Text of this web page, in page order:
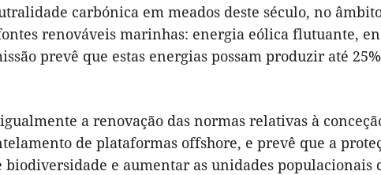
carbónica em meados deste século, no
renováveis marinhas: energia eólica flutuante,
prevê que estas energias possam produzir até
a renovação das normas relativas à
de plataformas offshore, e prevê que a
e aumentar as unidades populacionais